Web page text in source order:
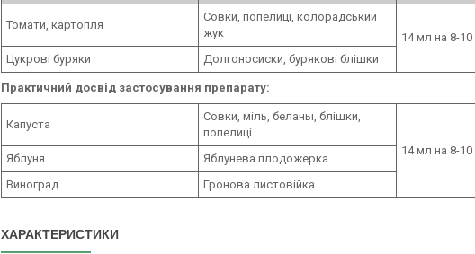
Томати, картопля
Совки, попелиці, колорадський
жук
14 мл на 8-
Цукрові буряки Долгоносиски, бурякові блішки
Практичний досвід застосування препарату:
Капуста
Совки, міль, беланы, блішки,
попелиці
14 мл на 8-
Яблуня Яблунева плодожерка
Виноград
Гронова листовійка
ХАРАКТЕРИСТИКИ